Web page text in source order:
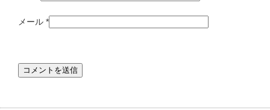
メール *